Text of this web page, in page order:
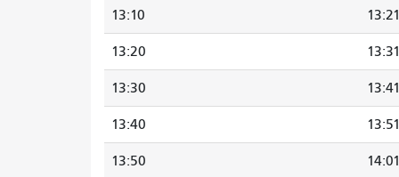
13:10 13:21
13:20 13:31
13:30 13:41
13:40 13:51
13:50 14:01